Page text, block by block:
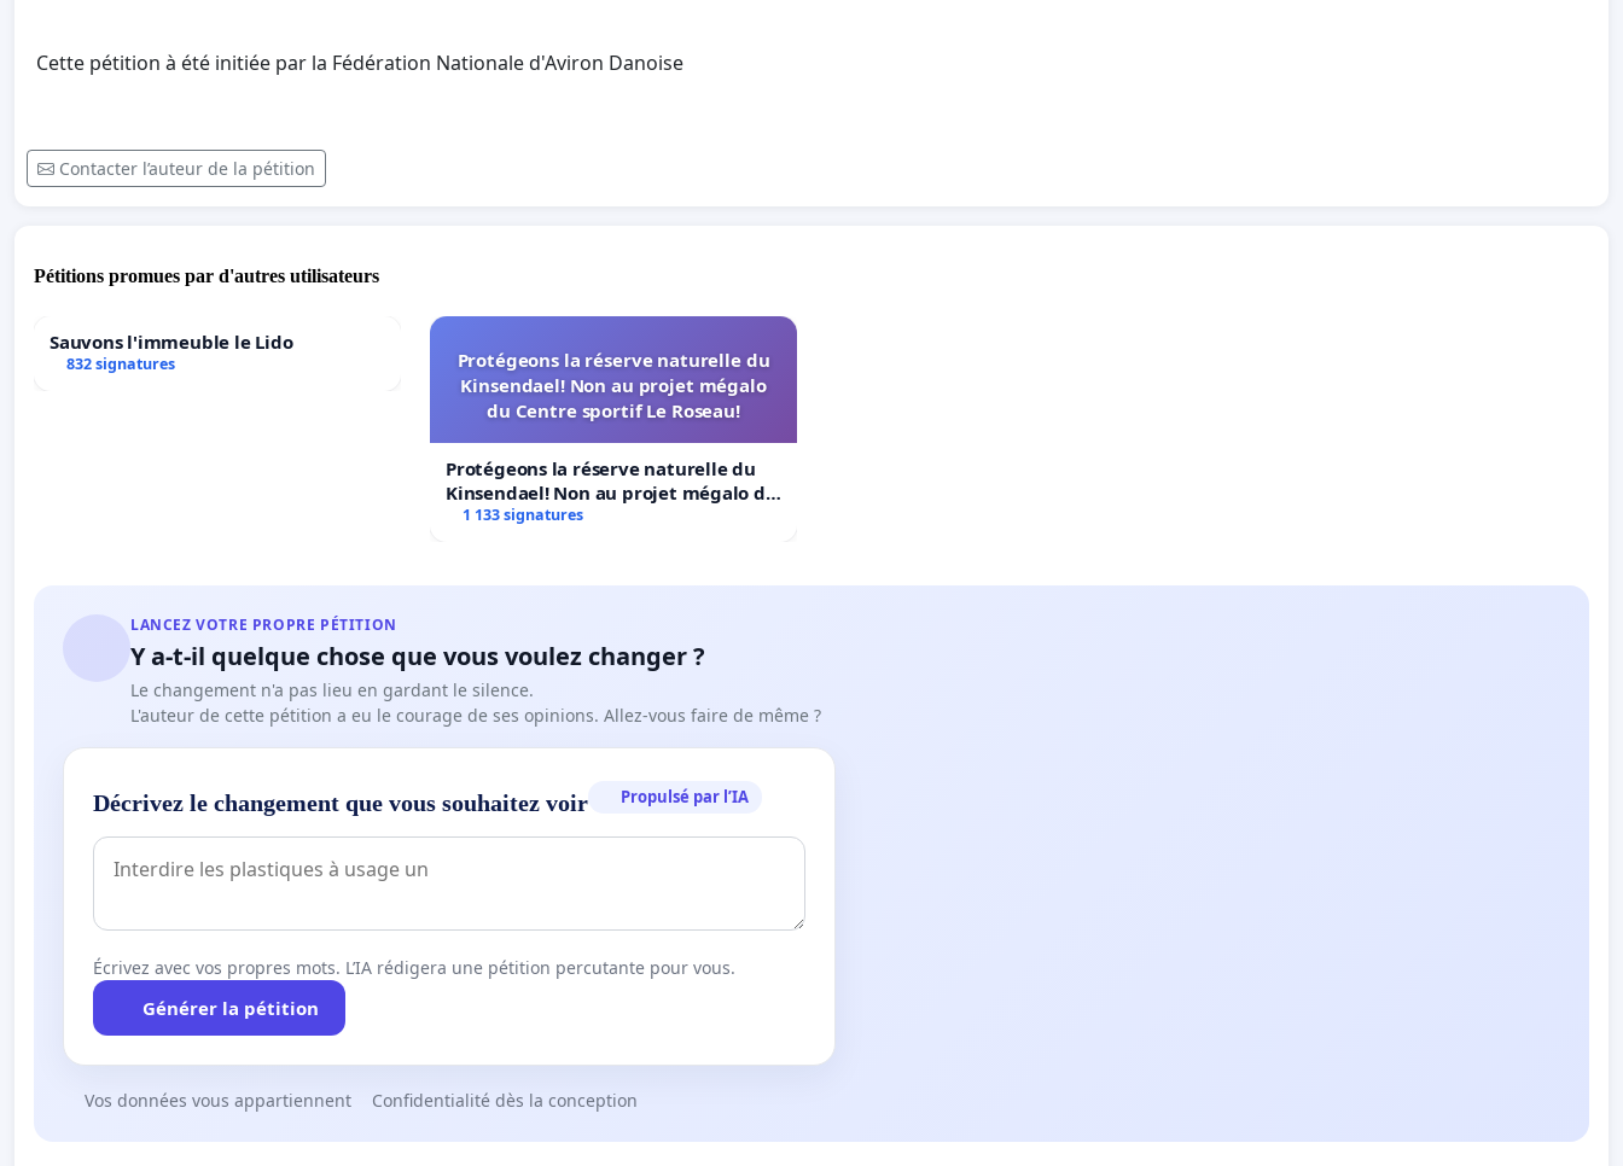
Cette pétition à été initiée par la Fédération Nationale d'Aviron Danoise
Contacter l’auteur de la pétition
Pétitions promues par d'autres utilisateurs
Sauvons l'immeuble le Lido
832 signatures
Protégeons la réserve naturelle du
Kinsendael! Non au projet mégalo
du Centre sportif Le Roseau!
Protégeons la réserve naturelle du
Kinsendael! Non au projet mégalo du
Centre sportif Le Roseau!
1 133 signatures
LANCEZ VOTRE PROPRE PÉTITION
Y a-t-il quelque chose que vous voulez changer ?
Le changement n'a pas lieu en gardant le silence.
L'auteur de cette pétition a eu le courage de ses opinions. Allez-vous faire de même ?
Décrivez le changement que vous souhaitez voir Propulsé par l’IA
Écrivez avec vos propres mots. L’IA rédigera une pétition percutante pour vous.
Générer la pétition
Vos données vous appartiennent Confidentialité dès la conception